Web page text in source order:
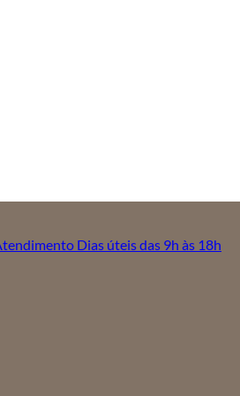
Dias úteis das 9h às 18h